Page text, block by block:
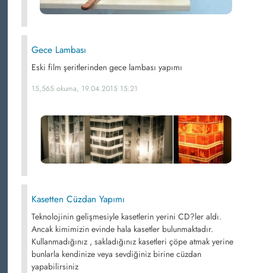
Gece Lambası
Eski film şeritlerinden gece lambası yapımı
15,565 okuma, 19.04.2015 15:21
Kasetten Cüzdan Yapımı
Teknolojinin gelişmesiyle kasetlerin yerini CD?ler aldı.
Ancak kimimizin evinde hala kasetler bulunmaktadır.
Kullanmadığınız , sakladığınız kasetleri çöpe atmak yerine
bunlarla kendinize veya sevdiğiniz birine cüzdan
yapabilirsiniz